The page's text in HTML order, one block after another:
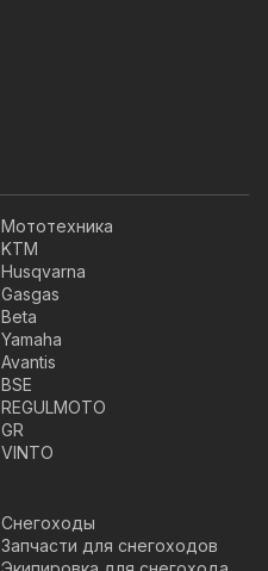
Мототехника
KTM
Husqvarna
Gasgas
Beta
Yamaha
Avantis
BSE
REGULMOTO
GR
VINTO
Снегоходы
Запчасти для снегоходов